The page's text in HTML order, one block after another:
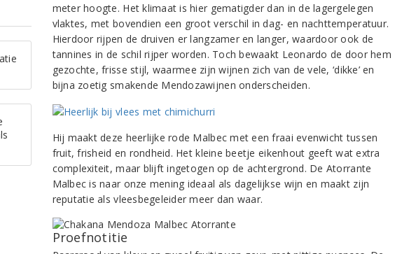
meter hoogte. Het klimaat is hier gematigder dan in de lagergelegen
vlaktes, met bovendien een groot verschil in dag- en nachttemperatuur.
Hierdoor rijpen de druiven er langzamer en langer, waardoor ook de
tannines in de schil rijper worden. Toch bewaakt Leonardo de door hem
gezochte, frisse stijl, waarmee zijn wijnen zich van de vele, ‘dikke’ en
bijna zoetig smakende Mendozawijnen onderscheiden.
Hij maakt deze heerlijke rode Malbec met een fraai evenwicht tussen
fruit, frisheid en rondheid. Het kleine beetje eikenhout geeft wat extra
complexiteit, maar blijft ingetogen op de achtergrond. De Atorrante
Malbec is naar onze mening ideaal als dagelijkse wijn en maakt zijn
reputatie als vleesbegeleider meer dan waar.
Proefnotitie